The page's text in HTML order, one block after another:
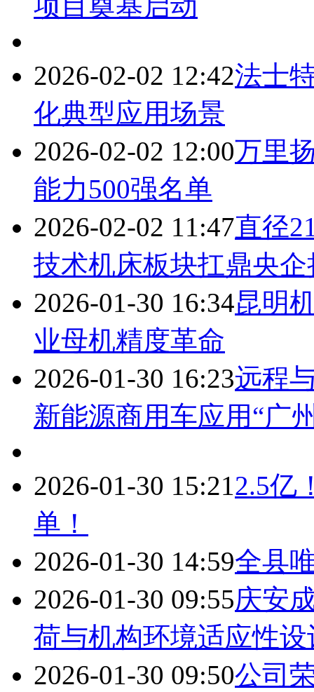
2026-02-02 12:42法士
化典型应用场景
2026-02-02 12:00万里
能力500强名单
2026-02-02 11:47直径
技术机床板块扛鼎央企
2026-01-30 16:34昆明
业母机精度革命
2026-01-30 16:23远程
新能源商用车应用“广
2026-01-30 15:212.5亿
单！
2026-01-30 14:59全县
2026-01-30 09:55庆安
荷与机构环境适应性设
2026-01-30 09:50公司